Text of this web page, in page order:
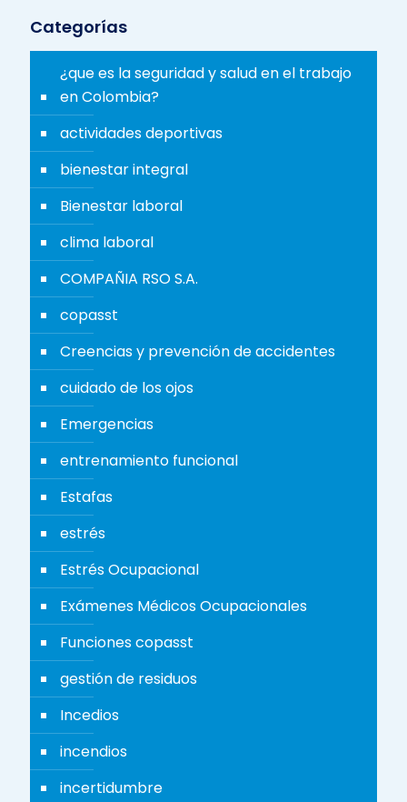
Categorías
¿que es la seguridad y salud en el trabajo
en Colombia?
actividades deportivas
bienestar integral
Bienestar laboral
clima laboral
COMPAÑIA RSO S.A.
copasst
Creencias y prevención de accidentes
cuidado de los ojos
Emergencias
entrenamiento funcional
Estafas
estrés
Estrés Ocupacional
Exámenes Médicos Ocupacionales
Funciones copasst
gestión de residuos
Incedios
incendios
incertidumbre